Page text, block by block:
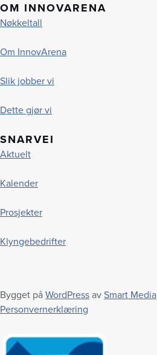
OM INNOVARENA
Nøkkeltall
Om InnovArena
Slik jobber vi
Dette gjør vi
SNARVEI
Aktuelt
Kalender
Prosjekter
Klyngebedrifter
Bygget på WordPress av Smart Media
Personvernerklæring